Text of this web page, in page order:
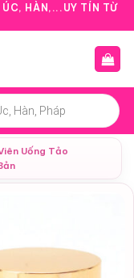
ÚC, HÀN,...UY TÍN TỪ
Uống Tảo